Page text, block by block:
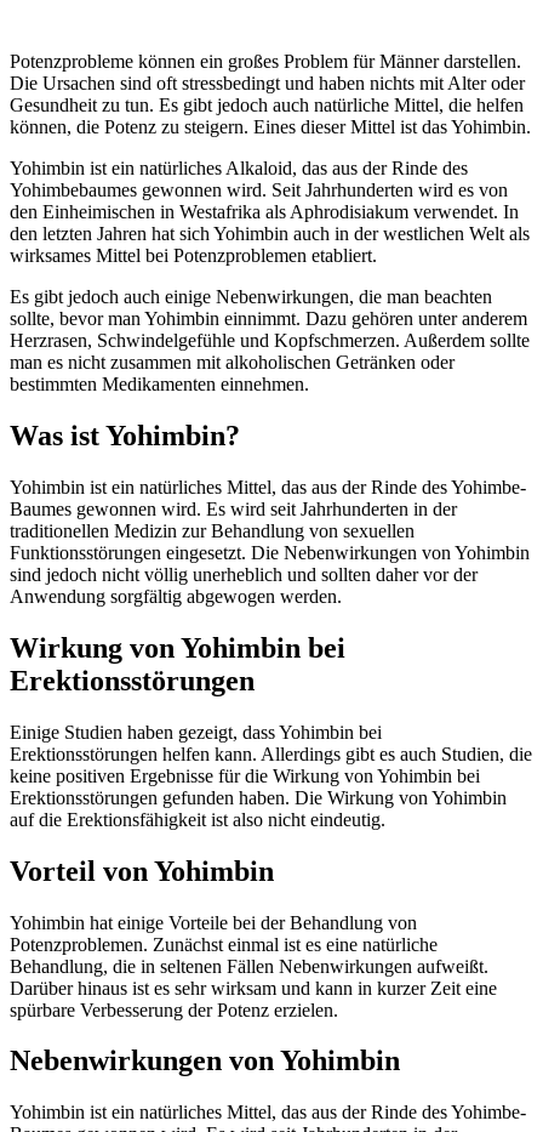
Potenzprobleme können ein großes Problem für Männer darstellen.
Die Ursachen sind oft stressbedingt und haben nichts mit Alter oder
Gesundheit zu tun. Es gibt jedoch auch natürliche Mittel, die helfen
können, die Potenz zu steigern. Eines dieser Mittel ist das Yohimbin.
Yohimbin ist ein natürliches Alkaloid, das aus der Rinde des
Yohimbebaumes gewonnen wird. Seit Jahrhunderten wird es von
den Einheimischen in Westafrika als Aphrodisiakum verwendet. In
den letzten Jahren hat sich Yohimbin auch in der westlichen Welt als
wirksames Mittel bei Potenzproblemen etabliert.
Es gibt jedoch auch einige Nebenwirkungen, die man beachten
sollte, bevor man Yohimbin einnimmt. Dazu gehören unter anderem
Herzrasen, Schwindelgefühle und Kopfschmerzen. Außerdem sollte
man es nicht zusammen mit alkoholischen Getränken oder
bestimmten Medikamenten einnehmen.
Was ist Yohimbin?
Yohimbin ist ein natürliches Mittel, das aus der Rinde des Yohimbe-
Baumes gewonnen wird. Es wird seit Jahrhunderten in der
traditionellen Medizin zur Behandlung von sexuellen
Funktionsstörungen eingesetzt. Die Nebenwirkungen von Yohimbin
sind jedoch nicht völlig unerheblich und sollten daher vor der
Anwendung sorgfältig abgewogen werden.
Wirkung von Yohimbin bei
Erektionsstörungen
Einige Studien haben gezeigt, dass Yohimbin bei
Erektionsstörungen helfen kann. Allerdings gibt es auch Studien, die
keine positiven Ergebnisse für die Wirkung von Yohimbin bei
Erektionsstörungen gefunden haben. Die Wirkung von Yohimbin
auf die Erektionsfähigkeit ist also nicht eindeutig.
Vorteil von Yohimbin
Yohimbin hat einige Vorteile bei der Behandlung von
Potenzproblemen. Zunächst einmal ist es eine natürliche
Behandlung, die in seltenen Fällen Nebenwirkungen aufweißt.
Darüber hinaus ist es sehr wirksam und kann in kurzer Zeit eine
spürbare Verbesserung der Potenz erzielen.
Nebenwirkungen von Yohimbin
Yohimbin ist ein natürliches Mittel, das aus der Rinde des Yohimbe-